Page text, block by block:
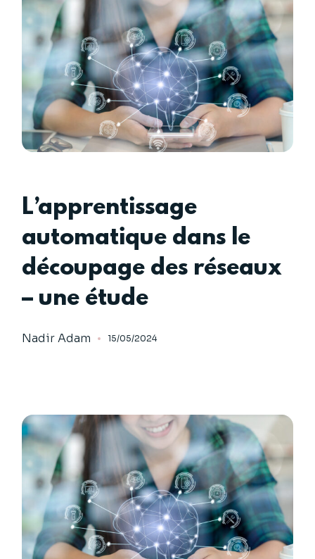
L’apprentissage
automatique dans le
découpage des réseaux
– une étude
Nadir Adam 15/05/2024